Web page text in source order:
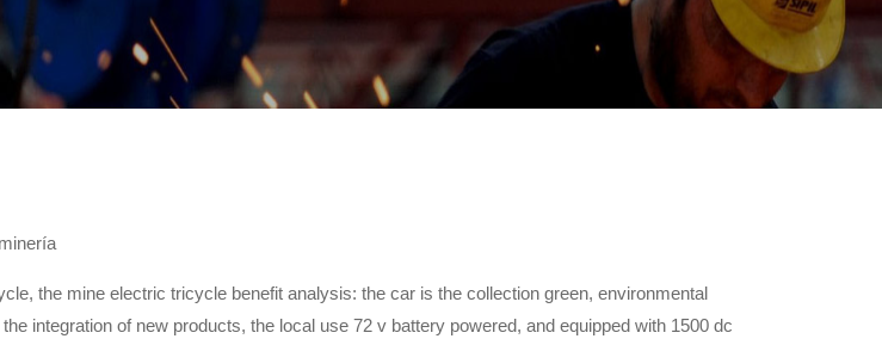
the mine electric tricycle benefit analysis: the car is the collection green, environmental
integration of new products, the local use 72 v battery powered, and equipped with 1500 dc